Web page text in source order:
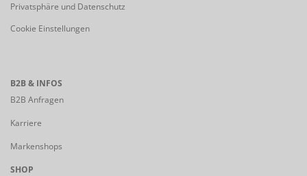
Privatsphäre und Datenschutz
Cookie Einstellungen
B2B & INFOS
B2B Anfragen
Karriere
Markenshops
SHOP